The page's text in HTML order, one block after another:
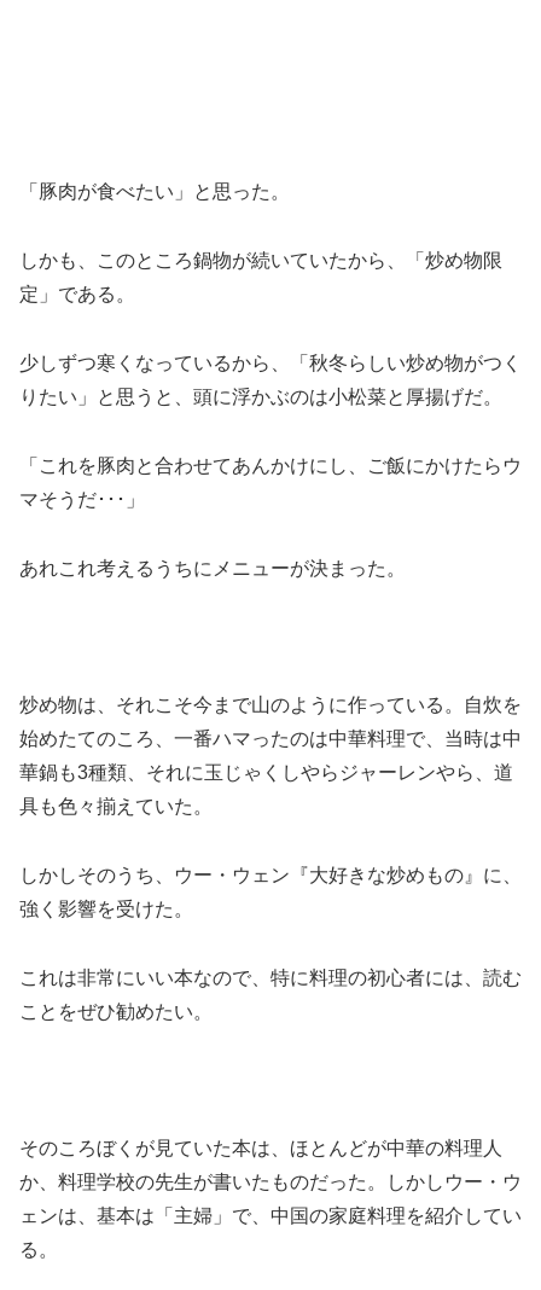
「豚肉が食べたい」と思った。
しかも、このところ鍋物が続いていたから、「炒め物限
定」である。
少しずつ寒くなっているから、「秋冬らしい炒め物がつく
りたい」と思うと、頭に浮かぶのは小松菜と厚揚げだ。
「これを豚肉と合わせてあんかけにし、ご飯にかけたらウ
マそうだ･･･」
あれこれ考えるうちにメニューが決まった。
炒め物は、それこそ今まで山のように作っている。自炊を
始めたてのころ、一番ハマったのは中華料理で、当時は中
華鍋も3種類、それに玉じゃくしやらジャーレンやら、道
具も色々揃えていた。
しかしそのうち、ウー・ウェン『大好きな炒めもの』に、
強く影響を受けた。
これは非常にいい本なので、特に料理の初心者には、読む
ことをぜひ勧めたい。
そのころぼくが見ていた本は、ほとんどが中華の料理人
か、料理学校の先生が書いたものだった。しかしウー・ウ
ェンは、基本は「主婦」で、中国の家庭料理を紹介してい
る。